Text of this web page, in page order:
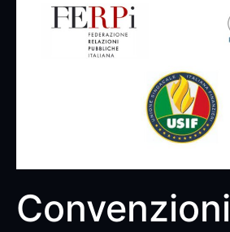
Convenzioni